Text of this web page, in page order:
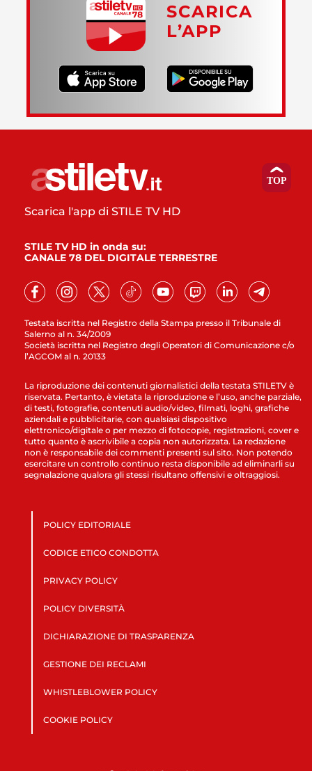
SCARICA
L’APP
Testata iscritta nel Registro della Stampa presso il Tribunale di
Salerno al n. 34/2009
Società iscritta nel Registro degli Operatori di Comunicazione c/o
l’AGCOM al n. 20133
Scarica l'app di STILE TV HD
STILE TV HD in onda su:
CANALE 78 DEL DIGITALE TERRESTRE
La riproduzione dei contenuti giornalistici della testata STILETV è
riservata. Pertanto, è vietata la riproduzione e l’uso, anche parziale,
di testi, fotografie, contenuti audio/video, filmati, loghi, grafiche
aziendali e pubblicitarie, con qualsiasi dispositivo
elettronico/digitale o per mezzo di fotocopie, registrazioni, cover e
tutto quanto è ascrivibile a copia non autorizzata. La redazione
non è responsabile dei commenti presenti sul sito. Non potendo
esercitare un controllo continuo resta disponibile ad eliminarli su
segnalazione qualora gli stessi risultano offensivi e oltraggiosi.
POLICY EDITORIALE
CODICE ETICO CONDOTTA
PRIVACY POLICY
POLICY DIVERSITÀ
DICHIARAZIONE DI TRASPARENZA
GESTIONE DEI RECLAMI
WHISTLEBLOWER POLICY
COOKIE POLICY